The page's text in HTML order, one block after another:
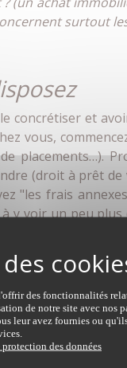
surtout
concrétiser et
vous,
placements…).
(droit à prêt de
"les frais
y voir un peu
au
financières
des fonctionnalités
de notre site avec nos
leur avez fournies ou
des données